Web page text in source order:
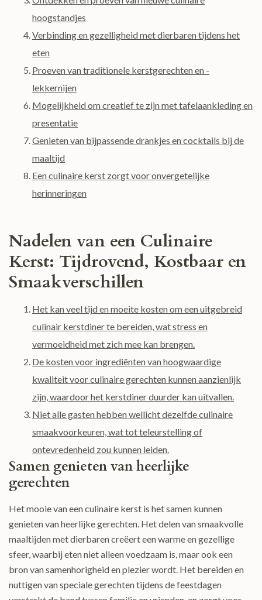
hoogstandjes
Verbinding en gezelligheid met dierbaren tijdens het
eten
Proeven van traditionele kerstgerechten en -
lekkernijen
Mogelijkheid om creatief te zijn met tafelaankleding en
presentatie
Genieten van bijpassende drankjes en cocktails bij de
maaltijd
Een culinaire kerst zorgt voor onvergetelijke
herinneringen
Nadelen van een Culinaire
Kerst: Tijdrovend, Kostbaar en
Smaakverschillen
Het kan veel tijd en moeite kosten om een uitgebreid
culinair kerstdiner te bereiden, wat stress en
vermoeidheid met zich mee kan brengen.
De kosten voor ingrediënten van hoogwaardige
kwaliteit voor culinaire gerechten kunnen aanzienlijk
zijn, waardoor het kerstdiner duurder kan uitvallen.
Niet alle gasten hebben wellicht dezelfde culinaire
smaakvoorkeuren, wat tot teleurstelling of
ontevredenheid zou kunnen leiden.
Samen genieten van heerlijke
gerechten
Het mooie van een culinaire kerst is het samen kunnen
genieten van heerlijke gerechten. Het delen van smaakvolle
maaltijden met dierbaren creëert een warme en gezellige
sfeer, waarbij eten niet alleen voedzaam is, maar ook een
bron van samenhorigheid en plezier wordt. Het bereiden en
nuttigen van speciale gerechten tijdens de feestdagen